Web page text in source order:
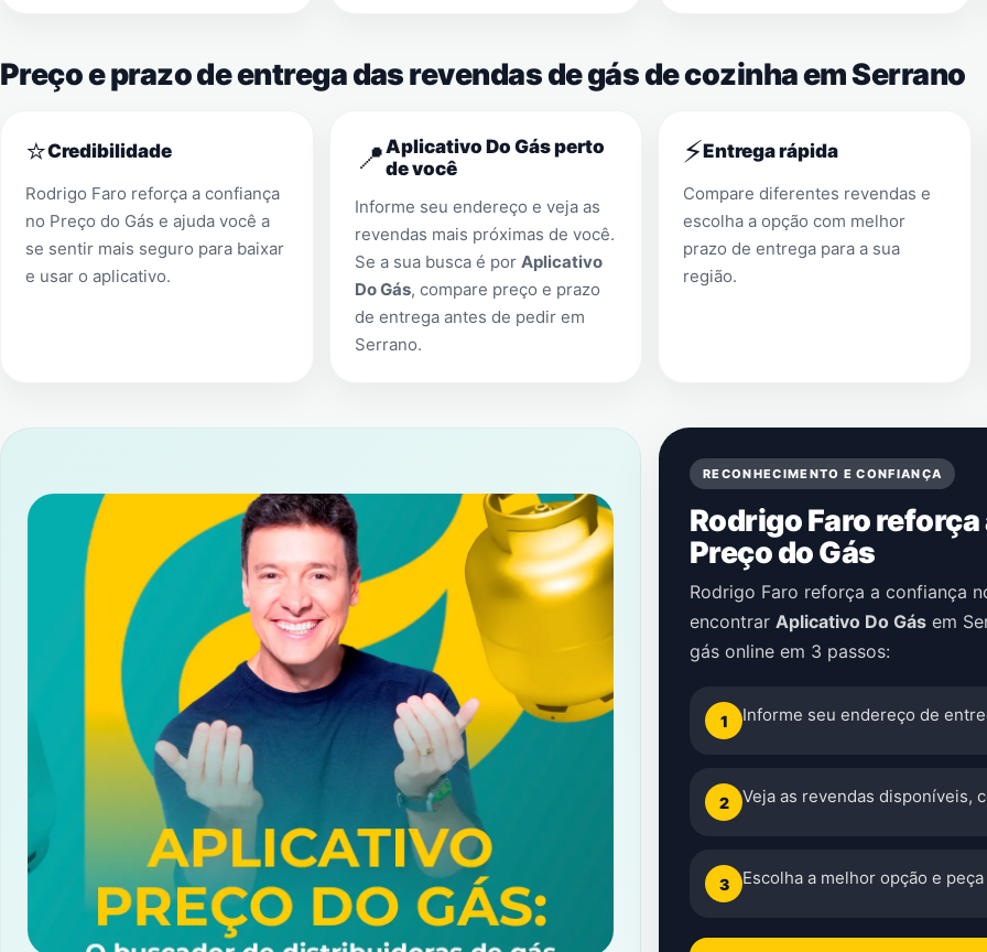
Preço e prazo de entrega das revendas de gás de cozinha em Serrano
⭐Credibilidade
Rodrigo Faro reforça a confiança
no Preço do Gás e ajuda você a
se sentir mais seguro para baixar
e usar o aplicativo.
📍Aplicativo Do Gás perto
de você
Informe seu endereço e veja as
revendas mais próximas de você.
Se a sua busca é por Aplicativo
Do Gás, compare preço e prazo
de entrega antes de pedir em
Serrano.
⚡Entrega rápida
Compare diferentes revendas e
escolha a opção com melhor
prazo de entrega para a sua
região.
RECONHECIMENTO E CONFIANÇA
Rodrigo Faro
Preço do Gás
Rodrigo Faro reforça a confiança
encontrar Aplicativo Do Gás em
gás online em 3 passos:
1 Informe seu endereço de
2 Veja as revendas disponíveis,
3 Escolha a melhor opção e